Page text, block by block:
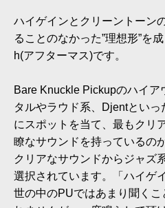
ハイゲインとクリーントーン
ることのなかった”理想形”を
h(アフターマス)です。
Bare Knuckle Pickupのハイア
タルやラウド系、Djentとい
にスポットを当て、最もクリ
瞭なサウンドを持っているの
クリアなサウンドからジャズ
選択されています。「ハイゲ
世の中のPUではあまり聞く